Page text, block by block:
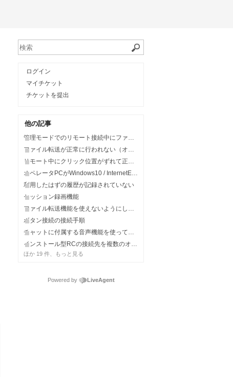
ログイン
マイチケット
チケットを提出
他の記事
管理モードでのリモート接続中にファイル転送が利用できない
ファイル転送が正常に行われない（オペレータがWindows10利用時）
リモート中にクリック位置がずれて正常に操作できない、表示倍率がおかしい
オペレータPCがWindows10 / InternetExplorerでログインした場合、接続中のままリモート接続できない
利用したはずの履歴が記録されていない
セッション録画機能
ファイル転送機能を使えないようにしたい
ボタン接続の接続手順
チャットに付属する音声機能を使ってみたい
インストール型RCの接続先を複数のオペレータIDで共有したい
ほか 19 件、もっと見る
Powered by LiveAgent